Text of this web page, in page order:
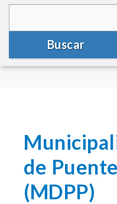
Buscar
de
(MDPP)